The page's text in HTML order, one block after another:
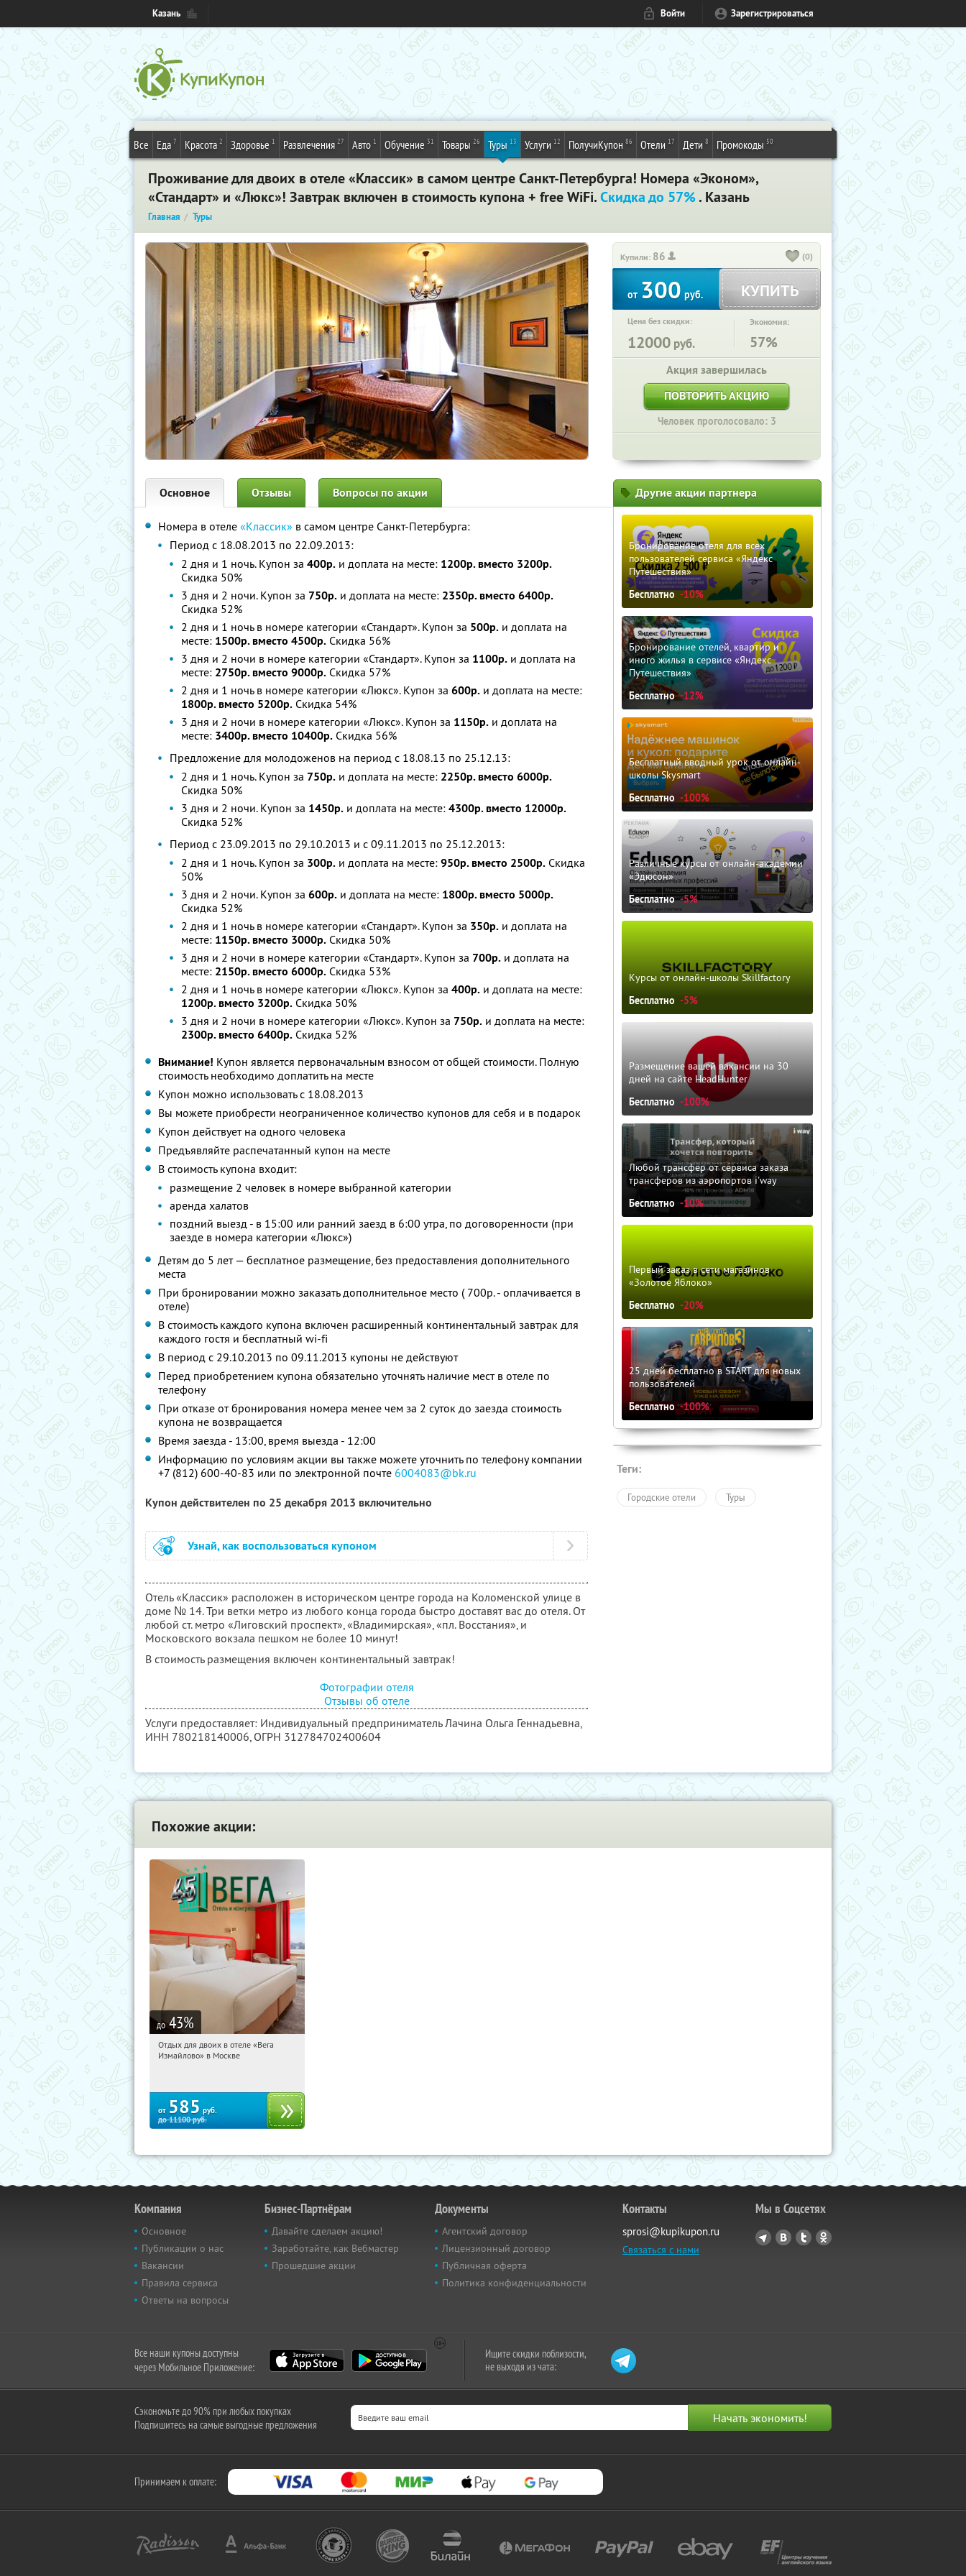
Казань Войти Зарегистрироваться
Все Еда 7 Красота 2 Здоровье 1 Развлечения 27 Авто 1 Обучение 31 Товары 26 Туры 13 Услуги 12 ПолучиКупон 86 Отели 17 Дети 8 Промокоды 50
Проживание для двоих в отеле «Классик» в самом центре Санкт-Петербурга! Номера «Эконом»,
«Стандарт» и «Люкс»! Завтрак включен в стоимость купона + free WiFi.Скидка до 57%. Казань
Главная Туры
Купили: 86 (0)
от300руб. КУПИТЬ
Цена без скидки:
12000 руб.
Экономия:
57%
Акция завершилась
ПОВТОРИТЬ АКЦИЮ
Человек проголосовало: 3
Основное Отзывы Вопросы по акции
Номера в отеле «Классик» в самом центре Санкт-Петербурга:
Период с 18.08.2013 по 22.09.2013:
2 дня и 1 ночь. Купон за 400р. и доплата на месте: 1200р. вместо 3200р.
Скидка 50%
3 дня и 2 ночи. Купон за 750р. и доплата на месте: 2350р. вместо 6400р.
Скидка 52%
2 дня и 1 ночь в номере категории «Стандарт». Купон за 500р. и доплата на
месте: 1500р. вместо 4500р. Скидка 56%
3 дня и 2 ночи в номере категории «Стандарт». Купон за 1100р. и доплата на
месте: 2750р. вместо 9000р. Скидка 57%
2 дня и 1 ночь в номере категории «Люкс». Купон за 600р. и доплата на месте:
1800р. вместо 5200р. Скидка 54%
3 дня и 2 ночи в номере категории «Люкс». Купон за 1150р. и доплата на
месте: 3400р. вместо 10400р. Скидка 56%
Предложение для молодоженов на период с 18.08.13 по 25.12.13:
2 дня и 1 ночь. Купон за 750р. и доплата на месте: 2250р. вместо 6000р.
Скидка 50%
3 дня и 2 ночи. Купон за 1450р. и доплата на месте: 4300р. вместо 12000р.
Скидка 52%
Период с 23.09.2013 по 29.10.2013 и с 09.11.2013 по 25.12.2013:
2 дня и 1 ночь. Купон за 300р. и доплата на месте: 950р. вместо 2500р. Скидка
50%
3 дня и 2 ночи. Купон за 600р. и доплата на месте: 1800р. вместо 5000р.
Скидка 52%
2 дня и 1 ночь в номере категории «Стандарт». Купон за 350р. и доплата на
месте: 1150р. вместо 3000р. Скидка 50%
3 дня и 2 ночи в номере категории «Стандарт». Купон за 700р. и доплата на
месте: 2150р. вместо 6000р. Скидка 53%
2 дня и 1 ночь в номере категории «Люкс». Купон за 400р. и доплата на месте:
1200р. вместо 3200р. Скидка 50%
3 дня и 2 ночи в номере категории «Люкс». Купон за 750р. и доплата на месте:
2300р. вместо 6400р. Скидка 52%
Внимание! Купон является первоначальным взносом от общей стоимости. Полную
стоимость необходимо доплатить на месте
Купон можно использовать с 18.08.2013
Вы можете приобрести неограниченное количество купонов для себя и в подарок
Купон действует на одного человека
Предъявляйте распечатанный купон на месте
В стоимость купона входит:
размещение 2 человек в номере выбранной категории
аренда халатов
поздний выезд - в 15:00 или ранний заезд в 6:00 утра, по договоренности (при
заезде в номера категории «Люкс»)
Детям до 5 лет — бесплатное размещение, без предоставления дополнительного
места
При бронировании можно заказать дополнительное место ( 700р. - оплачивается в
отеле)
В стоимость каждого купона включен расширенный континентальный завтрак для
каждого гостя и бесплатный wi-fi
В период с 29.10.2013 по 09.11.2013 купоны не действуют
Перед приобретением купона обязательно уточнять наличие мест в отеле по
телефону
При отказе от бронирования номера менее чем за 2 суток до заезда стоимость
купона не возвращается
Время заезда - 13:00, время выезда - 12:00
Информацию по условиям акции вы также можете уточнить по телефону компании
+7 (812) 600-40-83 или по электронной почте 6004083@bk.ru
Купон действителен по 25 декабря 2013 включительно
Узнай, как воспользоваться купоном
Отель «Классик» расположен в историческом центре города на Коломенской улице в
доме № 14. Три ветки метро из любого конца города быстро доставят вас до отеля. От
любой ст. метро «Лиговский проспект», «Владимирская», «пл. Восстания», и
Московского вокзала пешком не более 10 минут!
В стоимость размещения включен континентальный завтрак!
Фотографии отеля
Отзывы об отеле
Услуги предоставляет: Индивидуальный предприниматель Лачина Ольга Геннадьевна,
ИНН 780218140006, ОГРН 312784702400604
Другие акции партнера
Бронирование отеля для всех
пользователей сервиса «Яндекс
Путешествия»
Бесплатно -10%
Бронирование отелей, квартир и
иного жилья в сервисе «Яндекс
Путешествия»
Бесплатно -12%
Бесплатный вводный урок от онлайн-
школы Skysmart
Бесплатно -100%
Различные курсы от онлайн-академии
«Эдюсон»
Бесплатно -5%
Курсы от онлайн-школы Skillfactory
Бесплатно -5%
Размещение вашей вакансии на 30
дней на сайте HeadHunter
Бесплатно -100%
Любой трансфер от сервиса заказа
трансферов из аэропортов i'way
Бесплатно -10%
Первый заказ в сети магазинов
«Золотое Яблоко»
Бесплатно -20%
25 дней бесплатно в START для новых
пользователей
Бесплатно -100%
Теги:
Городские отели Туры
Похожие акции:
до 43%
00:20:45 Купили:
Отдых для двоих в отеле «Вега
Измайлово» в Москве
от 585 руб.
до11100руб.
Компания
Основное
Публикации о нас
Вакансии
Правила сервиса
Ответы на вопросы
Бизнес-Партнёрам
Давайте сделаем акцию!
Заработайте, как Вебмастер
Прошедшие акции
Документы
Агентский договор
Лицензионный договор
Публичная оферта
Политика конфиденциальности
Контакты
sprosi@kupikupon.ru
Связаться с нами
Мы в Соцсетях
Все наши купоны доступны
через Мобильное Приложение:
Ищите скидки поблизости,
не выходя из чата:
Сэкономьте до 90% при любых покупках
Подпишитесь на самые выгодные предложения
Принимаем к оплате: